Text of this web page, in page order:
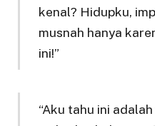
kenal? Hidupku,
musnah hanya
ini!”
“Aku tahu ini